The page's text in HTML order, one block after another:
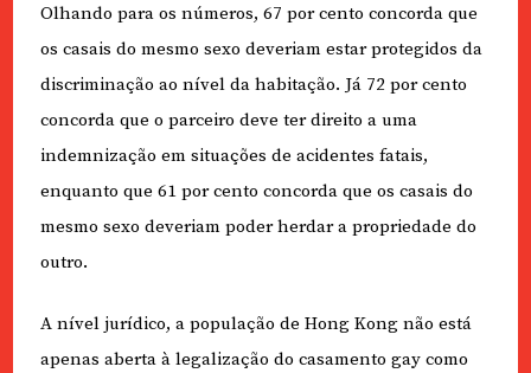
Olhando para os números, 67 por cento concorda que
os casais do mesmo sexo deveriam estar protegidos da
discriminação ao nível da habitação. Já 72 por cento
concorda que o parceiro deve ter direito a uma
indemnização em situações de acidentes fatais,
enquanto que 61 por cento concorda que os casais do
mesmo sexo deveriam poder herdar a propriedade do
outro.
A nível jurídico, a população de Hong Kong não está
apenas aberta à legalização do casamento gay como